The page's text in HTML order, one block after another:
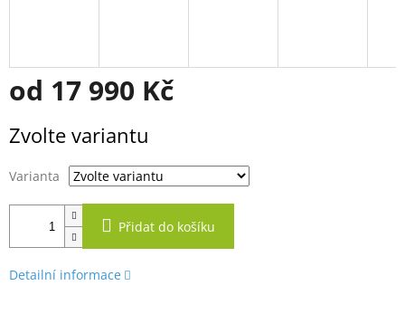
od 17 990 Kč
cena:
Zvolte variantu
Varianta
Přidat do košíku
Detailní informace